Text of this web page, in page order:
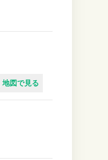
地図で見る